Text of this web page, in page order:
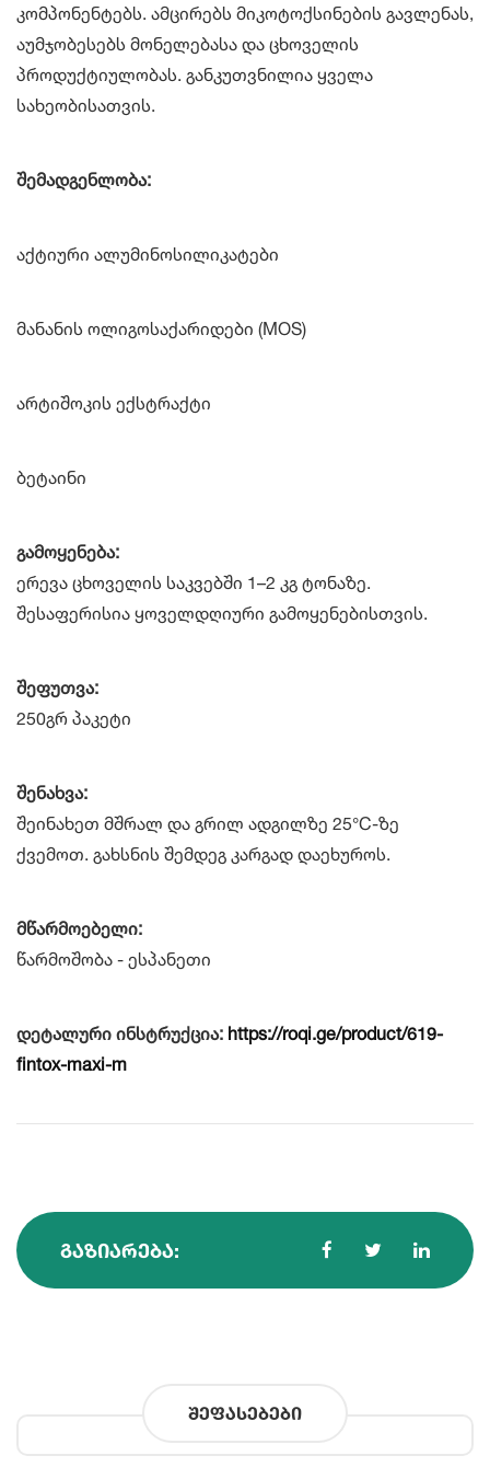
კომპონენტებს. ამცირებს მიკოტოქსინების გავლენას,
აუმჯობესებს მონელებასა და ცხოველის
პროდუქტიულობას. განკუთვნილია ყველა
სახეობისათვის.
შემადგენლობა:
აქტიური ალუმინოსილიკატები
მანანის ოლიგოსაქარიდები (MOS)
არტიშოკის ექსტრაქტი
ბეტაინი
გამოყენება:
ერევა ცხოველის საკვებში 1–2 კგ ტონაზე.
შესაფერისია ყოველდღიური გამოყენებისთვის.
შეფუთვა:
250გრ პაკეტი
შენახვა:
შეინახეთ მშრალ და გრილ ადგილზე 25°C-ზე
ქვემოთ. გახსნის შემდეგ კარგად დაეხუროს.
მწარმოებელი:
წარმოშობა - ესპანეთი
დეტალური ინსტრუქცია: https://roqi.ge/product/619-
fintox-maxi-m
ᲒᲐᲖᲘᲐᲠᲔᲑᲐ:
შეფასებები